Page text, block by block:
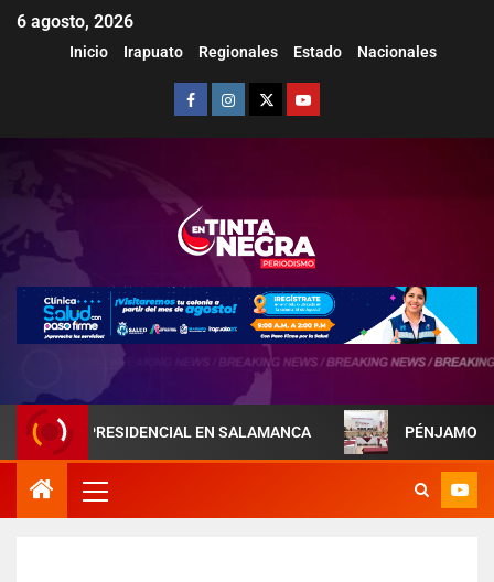
6 agosto, 2026
Inicio Irapuato Regionales Estado Nacionales
PRESIDENCIAL EN SALAMANCA PÉNJAMO